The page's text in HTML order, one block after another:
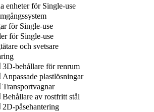
enheter för Single-use
för Single-use
för Single-use
och svetsare
3D-behållare för renrum
Anpassade plastlösningar
Transportvagnar
Behållare av rostfritt stål
2D-påsehantering